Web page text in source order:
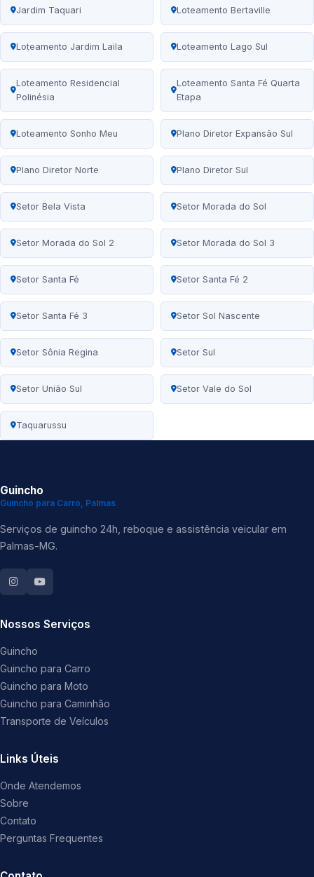
Jardim Taquari Loteamento Bertaville
Loteamento Jardim Laila Loteamento Lago Sul
Loteamento Residencial
Polinésia
Loteamento Santa Fé Quarta
Etapa
Loteamento Sonho Meu Plano Diretor Expansão Sul
Plano Diretor Norte Plano Diretor Sul
Setor Bela Vista Setor Morada do Sol
Setor Morada do Sol 2 Setor Morada do Sol 3
Setor Santa Fé Setor Santa Fé 2
Setor Santa Fé 3 Setor Sol Nascente
Setor Sônia Regina Setor Sul
Setor União Sul Setor Vale do Sol
Taquarussu
Guincho
Guincho para Carro, Palmas
Serviços de guincho 24h, reboque e assistência veicular em
Palmas-MG.
Nossos Serviços
Guincho
Guincho para Carro
Guincho para Moto
Guincho para Caminhão
Transporte de Veículos
Links Úteis
Onde Atendemos
Sobre
Contato
Perguntas Frequentes